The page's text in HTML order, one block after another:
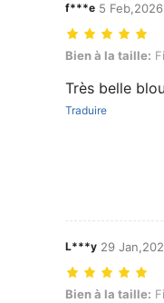
f***e 5 Feb,2026
Bien à la taille:
Bien à la taille:
Très belle
Traduire
L***y 29
Bien à la taille:
Bien à la taille: